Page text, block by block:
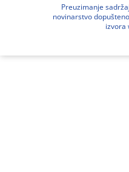
Preuzimanje
novinarstvo
izvora